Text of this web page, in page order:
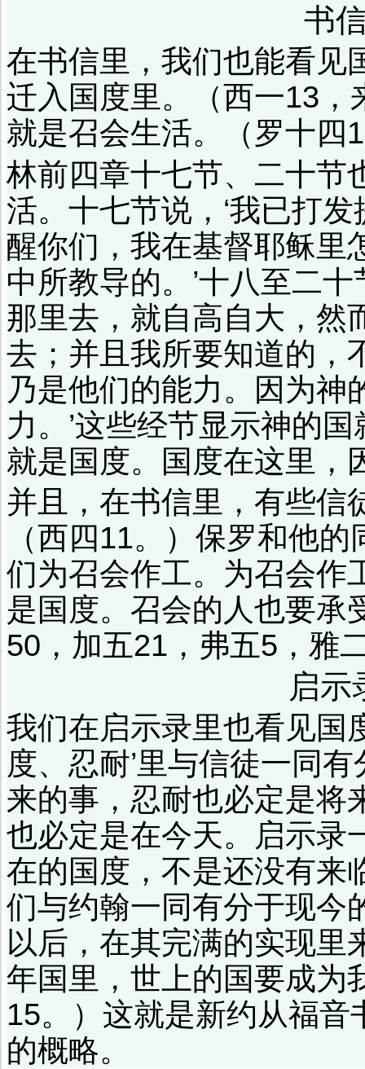
书
在书信里，我们也能看见
迁入国度里。（西一13
就是召会生活。（罗十四
林前四章十七节、二十节
活。十七节说，‘我已打
醒你们，我在基督耶稣里
中所教导的。’十八至二
那里去，就自高自大，然
去；并且我所要知道的，
乃是他们的能力。因为神
力。’这些经节显示神的
就是国度。国度在这里，
并且，在书信里，有些信
（西四11。）保罗和他
们为召会作工。为召会作
是国度。召会的人也要承
50，加五21，弗五5，雅
启示
我们在启示录里也看见国
度、忍耐’里与信徒一同
来的事，忍耐也必定是将
也必定是在今天。启示录
在的国度，不是还没有来
们与约翰一同有分于现今
以后，在其完满的实现里
年国里，世上的国要成为
15。）这就是新约从福
的概略。